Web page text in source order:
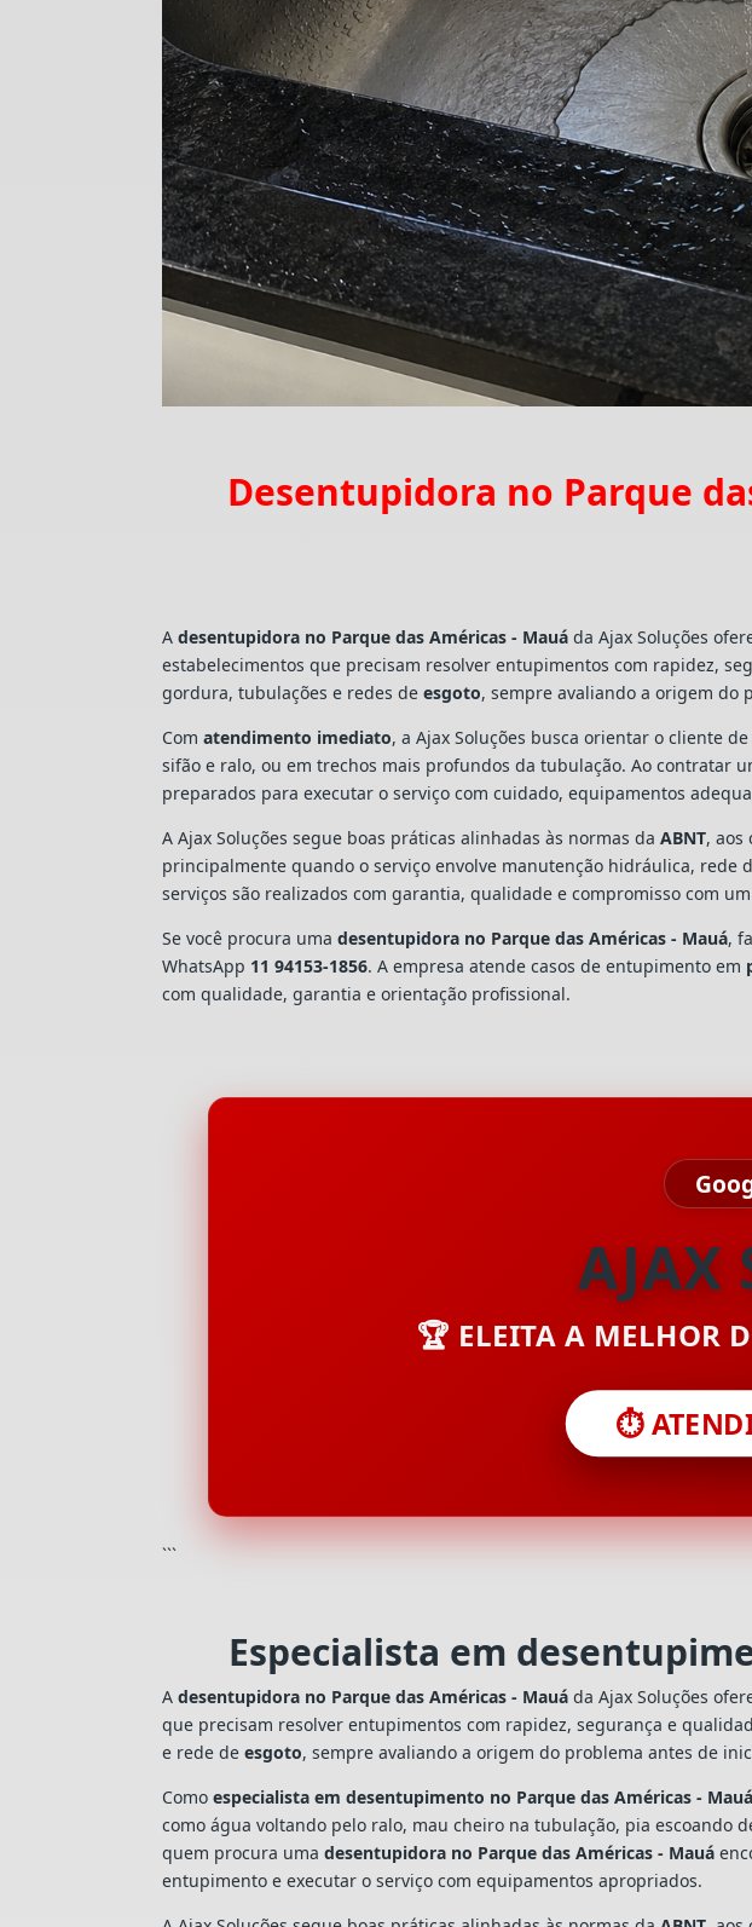
Desentupidora no Parque
Adesentupidora no Parque das Américas - Mauá da Ajax Soluções
estabelecimentos que precisam resolver entupimentos com rapidez,
gordura, tubulações e redes deesgoto, sempre avaliando a origem do
Comatendimento imediato, a Ajax Soluções busca orientar o cliente
sifão e ralo, ou em trechos mais profundos da tubulação. Ao contratar
preparados para executar o serviço com cuidado, equipamentos
A Ajax Soluções segue boas práticas alinhadas às normas daABNT, aos
principalmente quando o serviço envolve manutenção hidráulica, rede
serviços são realizados com garantia, qualidade e compromisso com
Se você procura umadesentupidora no Parque das Américas - Mauá,
WhatsApp 11 94153-1856. A empresa atende casos de entupimento em
com qualidade, garantia e orientação profissional.
AJAX
🏆 ELEITA A MELHOR
⏱️
```
Especialista em
Adesentupidora no Parque das Américas - Mauá da Ajax Soluções
que precisam resolver entupimentos com rapidez, segurança e
e rede deesgoto, sempre avaliando a origem do problema antes de
Comoespecialista em desentupimento no Parque das Américas - Mauá
como água voltando pelo ralo, mau cheiro na tubulação, pia escoando
quem procura umadesentupidora no Parque das Américas - Mauá
entupimento e executar o serviço com equipamentos apropriados.